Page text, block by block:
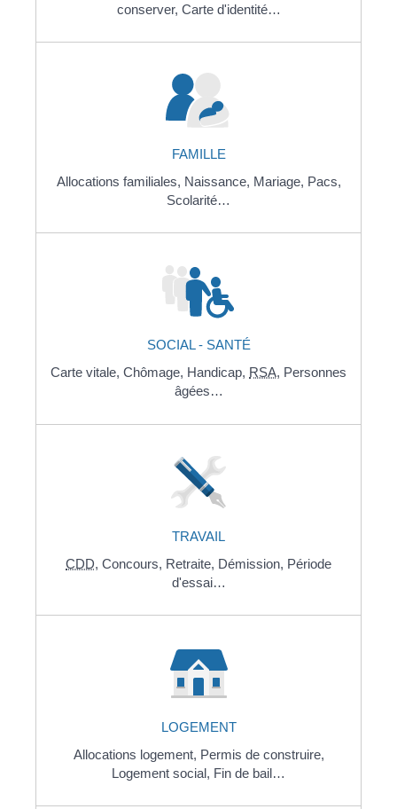
conserver, Carte d'identité…
FAMILLE
Allocations familiales, Naissance, Mariage, Pacs,
Scolarité…
SOCIAL - SANTÉ
Carte vitale, Chômage, Handicap, RSA, Personnes
âgées…
TRAVAIL
CDD, Concours, Retraite, Démission, Période
d'essai…
LOGEMENT
Allocations logement, Permis de construire,
Logement social, Fin de bail…